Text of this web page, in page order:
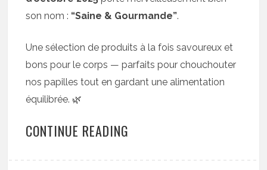
son nom : “Saine & Gourmande”.
Une sélection de produits à la fois savoureux et
bons pour le corps — parfaits pour chouchouter
nos papilles tout en gardant une alimentation
équilibrée. 🌿
CONTINUE READING